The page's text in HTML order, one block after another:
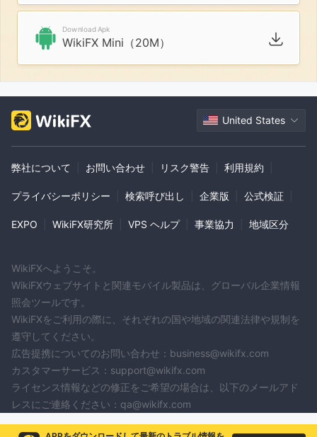
Download Apk
WikiFX Mini（20M）
United States
弊社について お問い合わせ リスク警告 利用規約
プライバシーポリシー 検索呼び出し 企業版 公式検証
EXPO WikiFX研究所 VPS ヘルプ 事業協力 地域区分
WikiFXへようこそ。
WikiFXウェブサイトと関連モバイル製品は、グローバル企業情報
照会ツールです。
WikiFXをご利用の際に、それぞれの国や地域の関連法律や規制を
遵守してください。
広告提携についてのお問い合わせ：business@wikifx.com
カスタマーサービス：support@wikifx.com
ライセンス情報などの修正をご希望の場合は、以下のメールアド
レスにご連絡ください：qa@wikifx.com